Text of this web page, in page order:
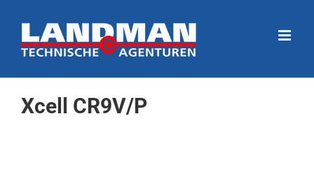
naar
inhoud
Xcell CR9V/P